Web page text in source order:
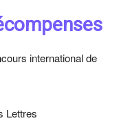
international de
Lettres